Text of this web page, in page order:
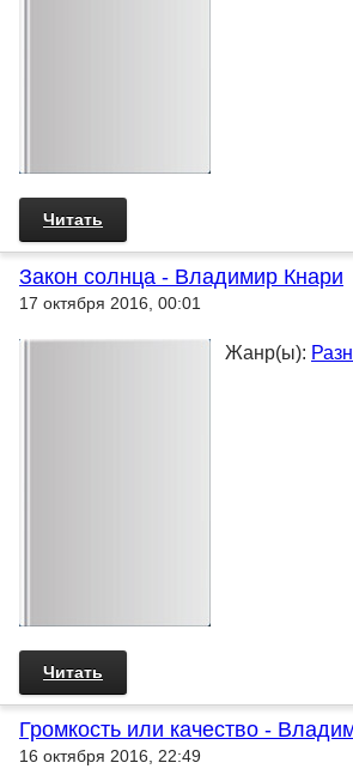
Читать
Закон солнца - Владимир Кнари
17 октября 2016, 00:01
Жанр(ы):
Читать
Громкость или качество -
16 октября 2016, 22:49